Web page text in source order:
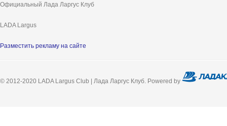
Официальный Лада Ларгус Клуб
LADA Largus
Разместить рекламу на сайте
© 2012-2020 LADA Largus Club | Лада Ларгус Клуб. Powered by